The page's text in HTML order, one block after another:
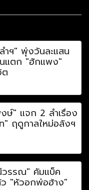
ำฯ" พุ่งวันละแสน
แตก "ฮักแพง"
ษ์" แจก 2 ลำเรื่อง
" ฤดูกาลใหม่อลังฯ
รรณ" คัมแบ็ค
"หัวอกพ่อฮ้าง"